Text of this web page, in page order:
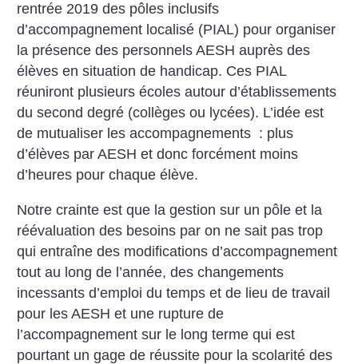
rentrée 2019 des pôles inclusifs
d’accompagnement localisé (PIAL) pour organiser
la présence des personnels AESH auprès des
élèves en situation de handicap. Ces PIAL
réuniront plusieurs écoles autour d’établissements
du second degré (collèges ou lycées). L’idée est
de mutualiser les accompagnements : plus
d’élèves par AESH et donc forcément moins
d’heures pour chaque élève.
Notre crainte est que la gestion sur un pôle et la
réévaluation des besoins par on ne sait pas trop
qui entraîne des modifications d’accompagnement
tout au long de l’année, des changements
incessants d’emploi du temps et de lieu de travail
pour les AESH et une rupture de
l’accompagnement sur le long terme qui est
pourtant un gage de réussite pour la scolarité des